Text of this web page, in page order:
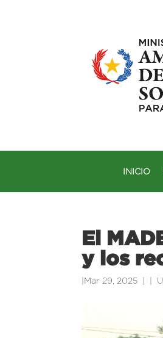
INICIO
El
y los
Mar 29, 2025